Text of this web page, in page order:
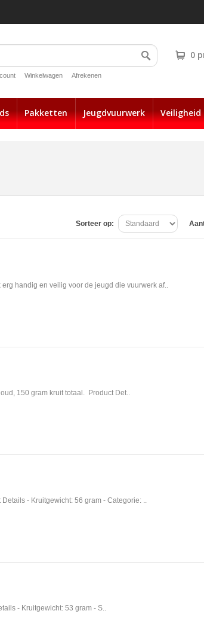
Winkelwagen Afrekenen
0
Pakketten Jeugdvuurwerk Veiligheid
Sorteer op:
handig en veilig voor de jeugd die vuurwerk af..
150 gram kruit totaal. Product Det..
- Kruitgewicht: 56 gram - Categorie: ..
- Kruitgewicht: 53 gram - S..